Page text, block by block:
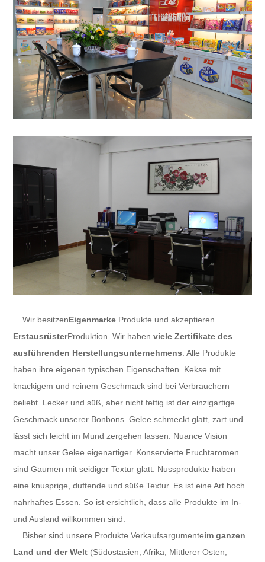
Wir besitzenEigenmarke Produkte und akzeptieren
ErstausrüsterProduktion. Wir haben viele Zertifikate des
ausführenden Herstellungsunternehmens. Alle Produkte
haben ihre eigenen typischen Eigenschaften. Kekse mit
knackigem und reinem Geschmack sind bei Verbrauchern
beliebt. Lecker und süß, aber nicht fettig ist der einzigartige
Geschmack unserer Bonbons. Gelee schmeckt glatt, zart und
lässt sich leicht im Mund zergehen lassen. Nuance Vision
macht unser Gelee eigenartiger. Konservierte Fruchtaromen
sind Gaumen mit seidiger Textur glatt. Nussprodukte haben
eine knusprige, duftende und süße Textur. Es ist eine Art hoch
nahrhaftes Essen. So ist ersichtlich, dass alle Produkte im In-
und Ausland willkommen sind.
Bisher sind unsere Produkte Verkaufsargumenteim ganzen
Land und der Welt (Südostasien, Afrika, Mittlerer Osten,